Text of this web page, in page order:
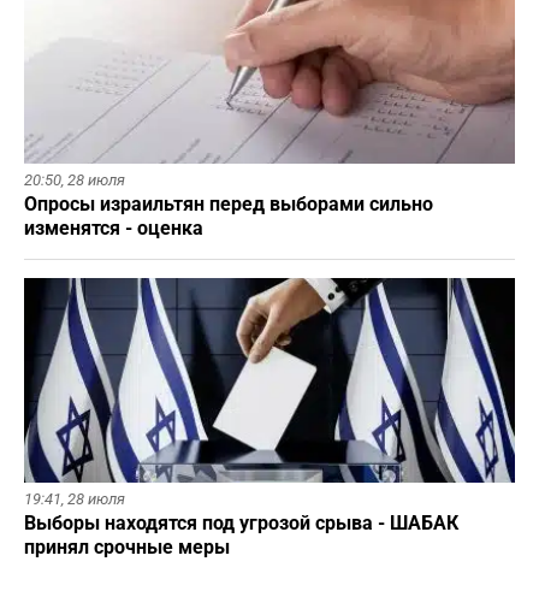
20:50, 28 июля
Опросы израильтян перед выборами сильно
изменятся - оценка
19:41, 28 июля
Выборы находятся под угрозой срыва - ШАБАК
принял срочные меры